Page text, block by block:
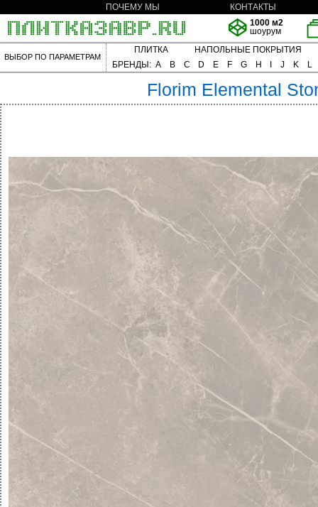
ПОЧЕМУ МЫ
КОНТАКТЫ
1000 м2
шоурум
ВЫБОР ПО ПАРАМЕТРАМ
ПЛИТКА
НАПОЛЬНЫЕ ПОКРЫТИЯ
БРЕНДЫ: A B C D E F G H J K L
Florim Elemental